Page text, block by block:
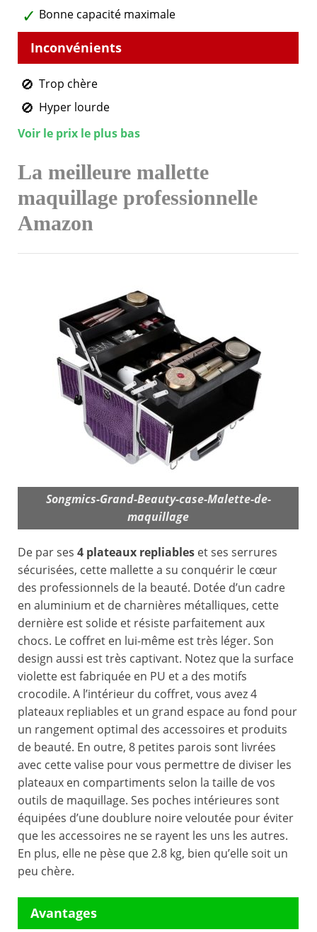
Bonne capacité maximale
Trop chère
Hyper lourde
Voir le prix le plus bas
La meilleure mallette
maquillage professionnelle
Amazon
Songmics-Grand-Beauty-case-Malette-de-
maquillage
De par ses 4 plateaux repliables et ses serrures
sécurisées, cette mallette a su conquérir le cœur
des professionnels de la beauté. Dotée d’un cadre
en aluminium et de charnières métalliques, cette
dernière est solide et résiste parfaitement aux
chocs. Le coffret en lui-même est très léger. Son
design aussi est très captivant. Notez que la surface
violette est fabriquée en PU et a des motifs
crocodile. A l’intérieur du coffret, vous avez 4
plateaux repliables et un grand espace au fond pour
un rangement optimal des accessoires et produits
de beauté. En outre, 8 petites parois sont livrées
avec cette valise pour vous permettre de diviser les
plateaux en compartiments selon la taille de vos
outils de maquillage. Ses poches intérieures sont
équipées d’une doublure noire veloutée pour éviter
que les accessoires ne se rayent les uns les autres.
En plus, elle ne pèse que 2.8 kg, bien qu’elle soit un
peu chère.